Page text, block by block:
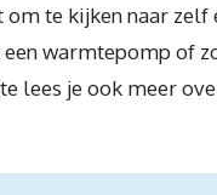
om te kijken naar zelf
warmtepomp of
lees je ook meer